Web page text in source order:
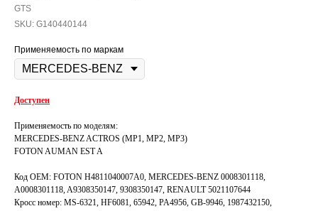
GTS
SKU: G140440144
Применяемость по маркам
Доступен
Применяемость по моделям:
MERCEDES-BENZ ACTROS (MP1, MP2, MP3)
FOTON AUMAN EST A
Код OEM: FOTON H4811040007A0, MERCEDES-BENZ 0008301118,
A0008301118, A9308350147, 9308350147, RENAULT 5021107644
Кросс номер: MS-6321, HF6081, 65942, PA4956, GB-9946, 1987432150,